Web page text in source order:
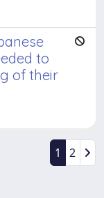
to
of their
1 2